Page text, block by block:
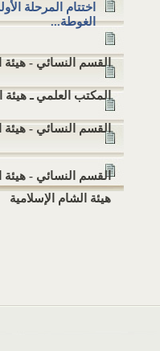
اختتام المرحلة
الغوطة...
القسم النسائي - هيئة
المكتب العلمي ـ هيئة
القسم النسائي - هيئة
القسم النسائي - هيئة
هيئة الشام الإسلامية